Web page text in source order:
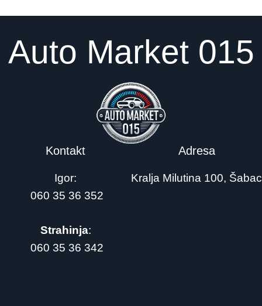
Kontakt
Igor:
060 35 36 352
Strahinja:
060 35 36 342
Adresa
Kralja Milutina 100, Šabac
Auto Market 015